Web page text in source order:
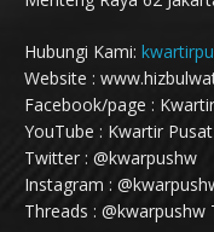
Hubungi Kami:
Website :
Facebook/page :
YouTube : Kwartir
Twitter : @kwarpushw
Instagram :
Threads :